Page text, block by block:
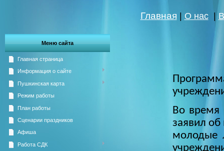
Главная О нас|
Меню сайта
Главная страница
Информация о сайте
Пушкинская карта
Режим работы
План работы
Сценарии праздников
Афиша
Работа СДК
Во время
заявил
молодые